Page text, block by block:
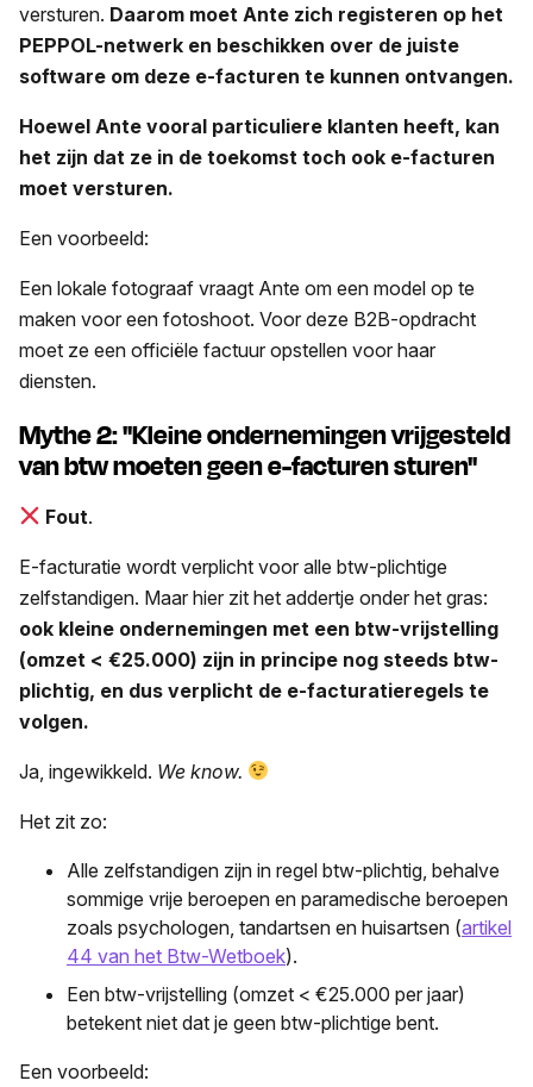
versturen. Daarom moet Ante zich registeren op het
PEPPOL-netwerk en beschikken over de juiste
software om deze e-facturen te kunnen ontvangen.
Hoewel Ante vooral particuliere klanten heeft, kan
het zijn dat ze in de toekomst toch ook e-facturen
moet versturen.
Een voorbeeld:
Een lokale fotograaf vraagt Ante om een model op te
maken voor een fotoshoot. Voor deze B2B-opdracht
moet ze een officiële factuur opstellen voor haar
diensten.
Mythe 2: "Kleine ondernemingen vrijgesteld
van btw moeten geen e-facturen sturen"
Fout.
E-facturatie wordt verplicht voor alle btw-plichtige
zelfstandigen. Maar hier zit het addertje onder het gras:
ook kleine ondernemingen met een btw-vrijstelling
(omzet < €25.000) zijn in principe nog steeds btw-
plichtig, en dus verplicht de e-facturatieregels te
volgen.
Ja, ingewikkeld. We know.
Het zit zo:
Alle zelfstandigen zijn in regel btw-plichtig, behalve
sommige vrije beroepen en paramedische beroepen
zoals psychologen, tandartsen en huisartsen (artikel
44 van het Btw-Wetboek).
Een btw-vrijstelling (omzet < €25.000 per jaar)
betekent niet dat je geen btw-plichtige bent.
Een voorbeeld: